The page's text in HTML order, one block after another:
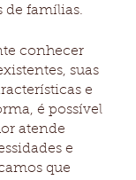
de famílias.
conhecer
suas
e
é possível
atende
e
que